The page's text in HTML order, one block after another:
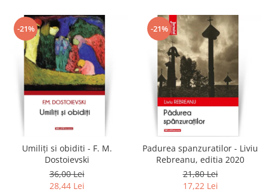
-21%
Umiliți si obiditi - F. M.
Dostoievski
36,00 Lei
28,44 Lei
-21%
Padurea spanzuratilor - Liviu
Rebreanu, editia 2020
21,80 Lei
17,22 Lei